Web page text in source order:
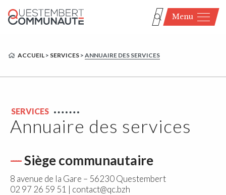
Menu
ACCUEIL > SERVICES > ANNUAIRE DES SERVICES
SERVICES
Annuaire des services
Siège communautaire
8 avenue de la Gare – 56230 Questembert
02 97 26 59 51 | contact@qc.bzh